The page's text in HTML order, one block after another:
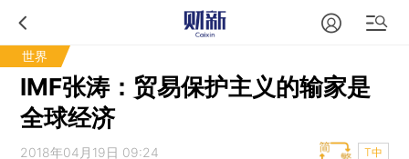
世界
IMF张涛：贸易保护主义的输家是
全球经济
2018年04月19日 09:24 T中